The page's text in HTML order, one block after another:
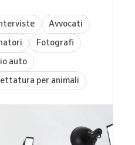
Avvocati
Fotografi
auto
per animali